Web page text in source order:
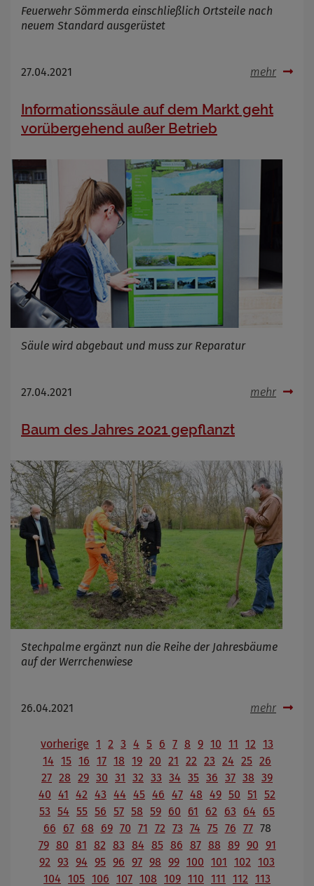
Feuerwehr Sömmerda einschließlich Ortsteile nach
neuem Standard ausgerüstet
27.04.2021 mehr
Informationssäule auf dem Markt geht
vorübergehend außer Betrieb
Säule wird abgebaut und muss zur Reparatur
27.04.2021 mehr
Baum des Jahres 2021 gepflanzt
Stechpalme ergänzt nun die Reihe der Jahresbäume
auf der Werrchenwiese
26.04.2021 mehr
vorherige 1 2 3 4 5 6 7 8 9 10 11 12 13
14 15 16 17 18 19 20 21 22 23 24 25 26
27 28 29 30 31 32 33 34 35 36 37 38 39
40 41 42 43 44 45 46 47 48 49 50 51
52
53 54 55 56 57 58 59 60 61 62 63 64
65
66
67 68 69 70 71 72 73 74 75 76 77 78
79 80 81 82 83 84 85 86 87 88 89 90 91
92 93 94 95 96 97 98 99 100 101 102 103
104 105 106 107 108 109 110 111 112 113